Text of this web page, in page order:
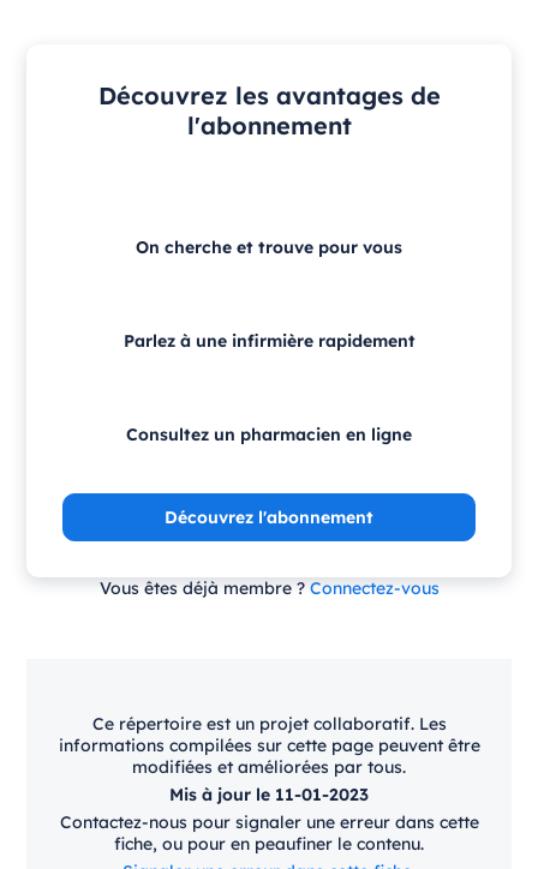
Découvrez les avantages de
l'abonnement
On cherche et trouve pour vous
Parlez à une infirmière rapidement
Consultez un pharmacien en ligne
Découvrez l'abonnement
Vous êtes déjà membre ? Connectez-vous
Ce répertoire est un projet collaboratif. Les
informations compilées sur cette page peuvent être
modifiées et améliorées par tous.
Mis à jour le 11-01-2023
Contactez-nous pour signaler une erreur dans cette
fiche, ou pour en peaufiner le contenu.